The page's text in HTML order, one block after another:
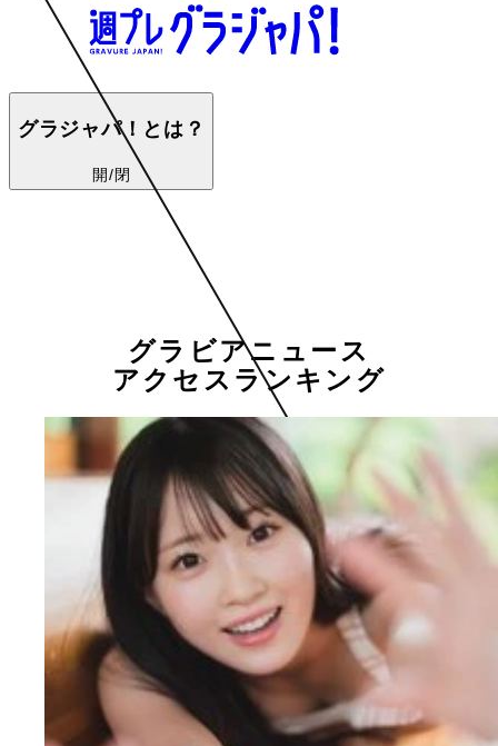
グラジャパ！とは？
開/閉
グラビアニュース
アクセスランキング